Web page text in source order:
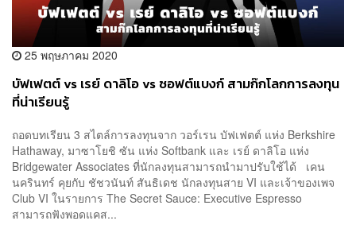
25 พฤษภาคม 2020
บัฟเฟตต์ vs เรย์ ดาลิโอ vs ซอฟต์แบงก์ สามก๊กโลกการลงทุน
ที่น่าเรียนรู้
ถอดบทเรียน 3 สไตล์การลงทุนจาก วอร์เรน บัฟเฟตต์ แห่ง Berkshire
Hathaway, มาซาโยชิ ซัน แห่ง Softbank และ เรย์ ดาลิโอ แห่ง
Bridgewater Associates ที่นักลงทุนสามารถนำมาปรับใช้ได้ เคน
นครินทร์ คุยกับ ชัชวนันท์ สันธิเดช นักลงทุนสาย VI และเจ้าของเพจ
Club VI ในรายการ The Secret Sauce: Executive Espresso
สามารถฟังพอดแคส...